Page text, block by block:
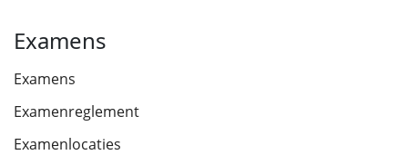
Examens
Examens
Examenreglement
Examenlocaties